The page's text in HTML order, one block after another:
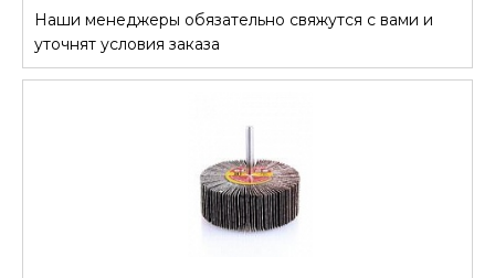
СТОИМОСТЬ
Наши менеджеры обязательно свяжутся с вами и
уточнят условия заказа